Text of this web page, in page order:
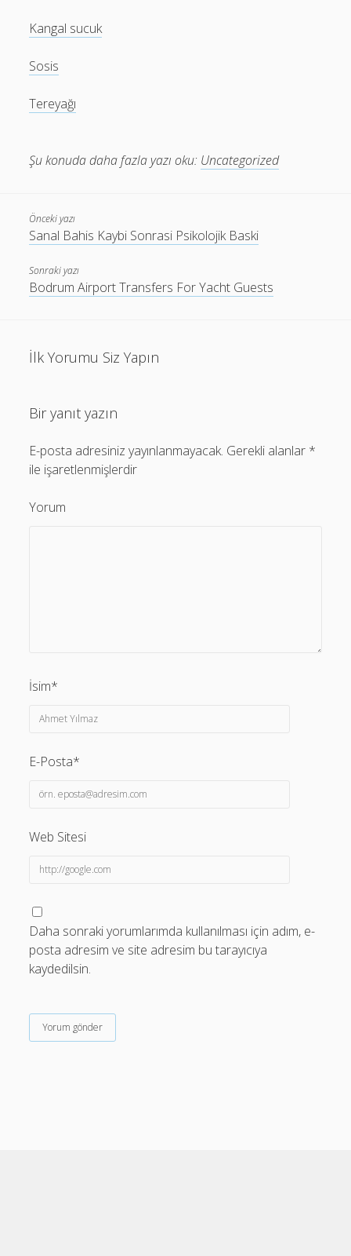
Kangal sucuk
Sosis
Tereyağı
Şu konuda daha fazla yazı oku: Uncategorized
Önceki yazı
Sanal Bahis Kaybi Sonrasi Psikolojik Baski
Sonraki yazı
Bodrum Airport Transfers For Yacht Guests
İlk Yorumu Siz Yapın
Bir yanıt yazın
E-posta adresiniz yayınlanmayacak. Gerekli alanlar *
ile işaretlenmişlerdir
Yorum
İsim*
E-Posta*
Web Sitesi
Daha sonraki yorumlarımda kullanılması için adım, e-
posta adresim ve site adresim bu tarayıcıya
kaydedilsin.